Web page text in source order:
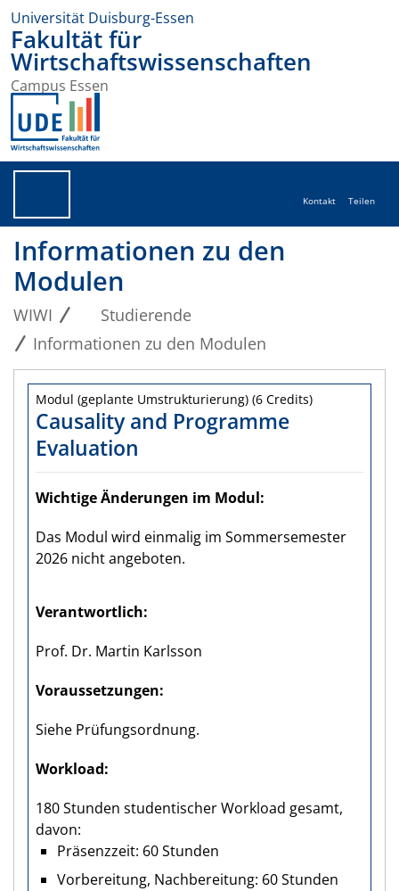
Universität Duisburg-Essen
Fakultät für
Wirtschaftswissenschaften
Campus Essen
Kontakt Teilen
Informationen zu den
Modulen
WIWI
Studierende
Informationen zu den Modulen
Modul (geplante Umstrukturierung) (6 Credits)
Causality and Programme
Evaluation
Wichtige Änderungen im Modul
Das Modul wird einmalig im Sommersemester
2026 nicht angeboten.
Verantwortlich
Prof. Dr. Martin Karlsson
Voraus­setzungen
Siehe Prüfungsordnung.
Workload
180 Stunden studentischer Workload gesamt,
davon:
Präsenzzeit: 60 Stunden
Vorbereitung, Nachbereitung: 60 Stunden